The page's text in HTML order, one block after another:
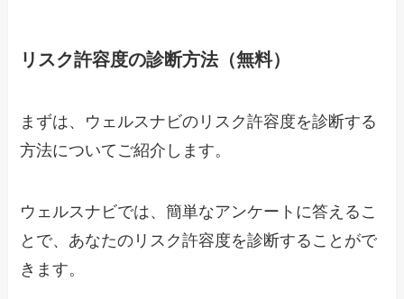
リスク許容度の診断方法（無料）
まずは、ウェルスナビのリスク許容度を診断する
方法についてご紹介します。
ウェルスナビでは、簡単なアンケートに答えるこ
とで、あなたのリスク許容度を診断することがで
きます。